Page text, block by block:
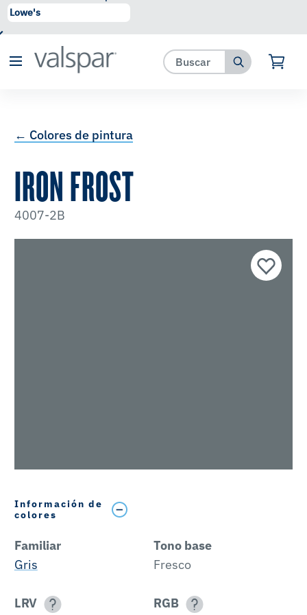
se ha agregado a favoritos.
← Colores de pintura
IRON FROST
4007-2B
Información de
colores
Familiar
Gris
Tono base
Fresco
LRV
RGB